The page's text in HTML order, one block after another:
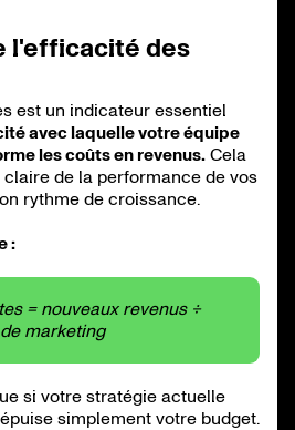
l'efficacité des
est un indicateur essentiel
avec laquelle votre équipe
les coûts en revenus. Cela
de la performance de vos
rythme de croissance.
:
= nouveaux revenus ÷
marketing
si votre stratégie actuelle
simplement votre budget.